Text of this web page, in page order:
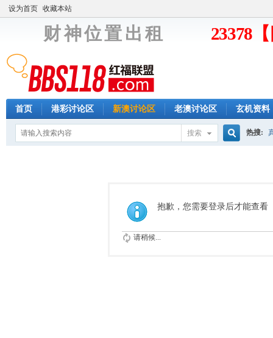
设为首页 收藏本站
财 神 位 置 出 租 23378
首页 港彩讨论区 新澳讨论区 老澳讨论区 玄机资料
搜索
索
热搜:
抱歉，您需要登录后才能查看
请稍候...